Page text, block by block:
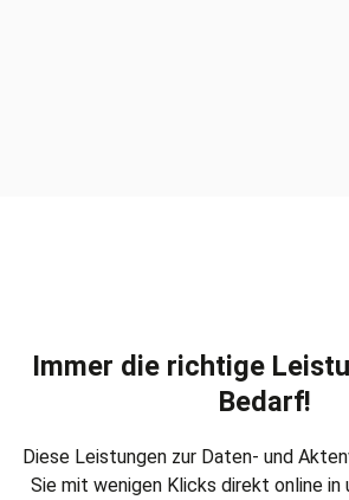
Immer die richtige
Bedarf!
Diese Leistungen zur Daten- und
Sie mit wenigen Klicks direkt online in